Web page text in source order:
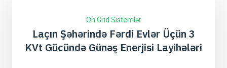
On Grid Sistemlər
Laçın Şəhərində Fərdi Evlər Üçün 3
KVt Gücündə Günəş Enerjisi Layihələri